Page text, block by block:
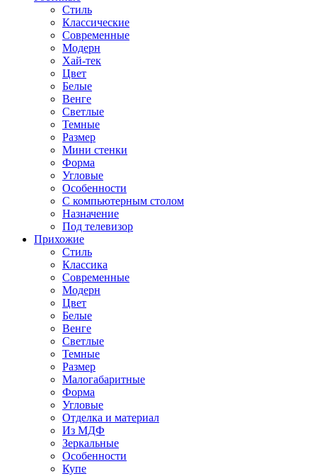
Стиль
Классические
Современные
Модерн
Хай-тек
Цвет
Белые
Венге
Светлые
Темные
Размер
Мини стенки
Форма
Угловые
Особенности
С компьютерным столом
Назначение
Под телевизор
Прихожие
Стиль
Классика
Современные
Модерн
Цвет
Белые
Венге
Светлые
Темные
Размер
Малогабаритные
Форма
Угловые
Отделка и материал
Из МДФ
Зеркальные
Особенности
Купе